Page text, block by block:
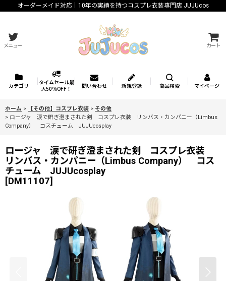
オーダーメイド対応｜10年の実績を持つコスプレ衣装専門店 JUJUcos
メニュー カート
カテゴリ
タイムセール最
大50％OFF！
問い合わせ 新規登録 商品検索 マイページ
ホーム > 【その他】コスプレ衣装 > その他
> ロージャ 涙で研ぎ澄まされた剣 コスプレ衣装 リンバス・カンパニー（Limbus
Company） コスチューム JUJUcosplay
ロージャ 涙で研ぎ澄まされた剣 コスプレ衣装
リンバス・カンパニー（Limbus Company） コス
チューム JUJUcosplay
[DM11107]